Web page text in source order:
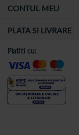
CONTUL MEU
PLATA SI LIVRARE
Platiti cu: